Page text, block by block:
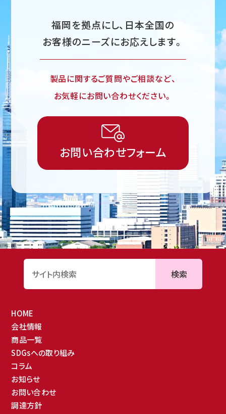
福岡を拠点にし、日本全国の
お客様のニーズにお応えします。
製品に関するご質問やご相談など、
お気軽にお問い合わせください。
お問い合わせフォーム
検索
HOME
会社情報
商品一覧
SDGsへの取り組み
コラム
お知らせ
お問い合わせ
調達方針